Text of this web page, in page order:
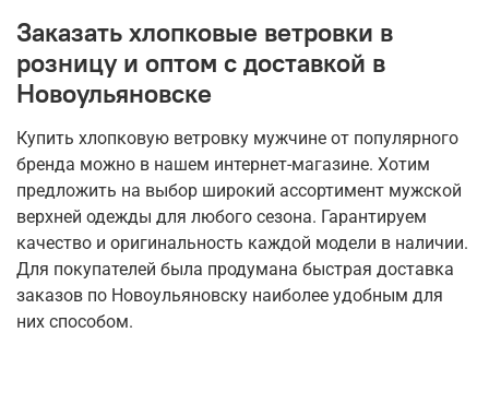
Заказать хлопковые ветровки в
розницу и оптом с доставкой в
Новоульяновске
Купить хлопковую ветровку мужчине от популярного
бренда можно в нашем интернет-магазине. Хотим
предложить на выбор широкий ассортимент мужской
верхней одежды для любого сезона. Гарантируем
качество и оригинальность каждой модели в наличии.
Для покупателей была продумана быстрая доставка
заказов по Новоульяновску наиболее удобным для
них способом.